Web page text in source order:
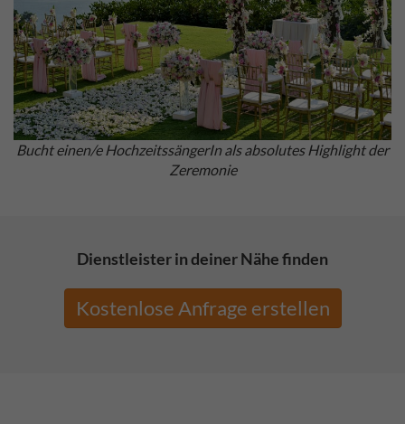
Bucht einen/e HochzeitssängerIn als absolutes Highlight der
Zeremonie
Dienstleister in deiner Nähe finden
Kostenlose Anfrage erstellen